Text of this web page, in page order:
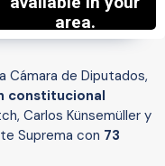
Cámara de Diputados,
constitucional
Carlos Künsemüller y
Suprema con 73